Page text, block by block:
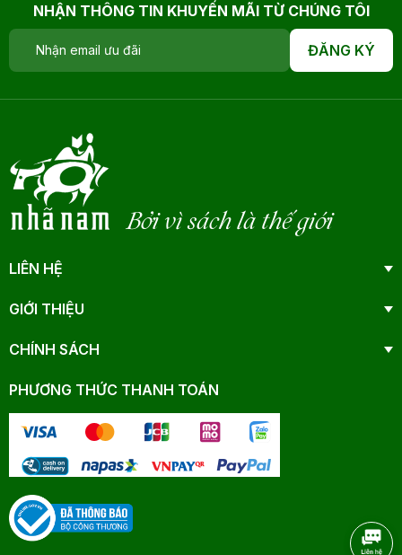
NHẬN THÔNG TIN KHUYẾN MÃI TỪ CHÚNG TÔI
ĐĂNG KÝ
Bởi vì sách là thế giới
LIÊN HỆ
GIỚI THIỆU
CHÍNH SÁCH
PHƯƠNG THỨC THANH TOÁN